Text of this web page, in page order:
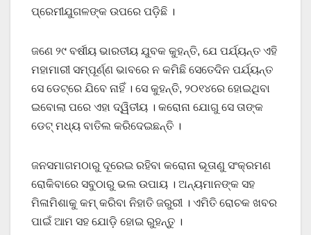
ପ୍ରେମୀଯୁଗଳଙ୍କ ଉପରେ ପଡ଼ିଛି ।
ଜଣେ ୨୯ ବର୍ଷୀୟ ଭାରତୀୟ ଯୁବକ କୁହନ୍ତି, ଯେ ପର୍ଯ୍ୟନ୍ତ ଏହି
ମହାମାରୀ ସମ୍ପୂର୍ଣ୍ଣ ଭାବରେ ନ କମିଛି ସେତେଦିନ ପର୍ଯ୍ୟନ୍ତ
ସେ ଡେଟ୍‌ରେ ଯିବେ ନାହିଁ । ସେ କୁହନ୍ତି, ୨୦୧୪ରେ ହୋଇଥିବା
ଇବୋଲା ପରେ ଏହା ଦ୍ୱିତୀୟ । କରୋନା ଯୋଗୁ ସେ ତାଙ୍କ
ଡେଟ୍‌ ମଧ୍ୟ ବାତିଲ କରିଦେଇଛନ୍ତି ।
ଜନସମାଗମଠାରୁ ଦୂରେଇ ରହିବା କରୋନା ଭୂତାଣୁ ସଂକ୍ରମଣ
ରୋକିବାରେ ସବୁଠାରୁ ଭଲ ଉପାୟ । ଅନ୍ୟମାନଙ୍କ ସହ
ମିଳାମିଶାକୁ କମ୍‌ କରିବା ନିହାତି ଜରୁରୀ । ଏମିତି ରୋଚକ ଖବର
ପାଇଁ ଆମ ସହ ଯୋଡ଼ି ହୋଇ ରୁହନ୍ତୁ ।